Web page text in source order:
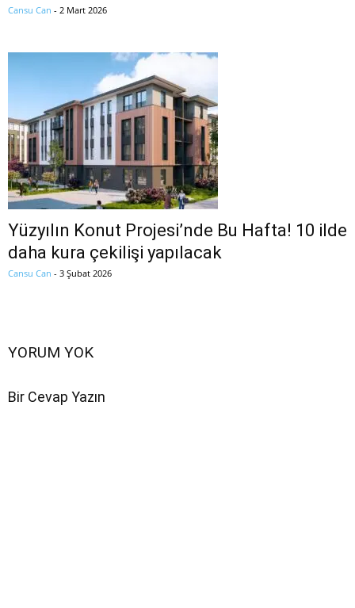
Cansu Can - 2 Mart 2026
Yüzyılın Konut Projesi’nde Bu Hafta! 10 ilde
daha kura çekilişi yapılacak
Cansu Can - 3 Şubat 2026
YORUM YOK
Bir Cevap Yazın